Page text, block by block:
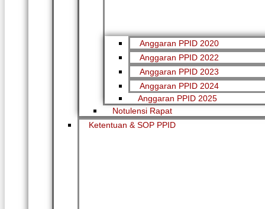
Anggaran PPID 2020
Anggaran PPID 2022
Anggaran PPID 2023
Anggaran PPID 2024
Anggaran PPID 2025
Notulensi Rapat
Ketentuan & SOP PPID